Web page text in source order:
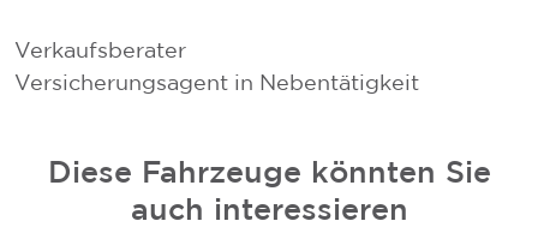
Verkaufsberater
Versicherungsagent in Nebentätigkeit
Diese Fahrzeuge könnten Sie
auch interessieren